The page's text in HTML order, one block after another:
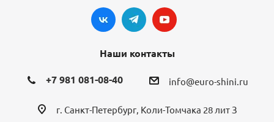
Наши контакты
+7 981 081-08-40 info@euro-shini.ru
г. Санкт-Петербург, Коли-Томчака 28 лит З